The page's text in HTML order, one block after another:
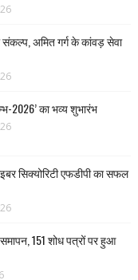
अमित गर्ग के कांवड़ सेवा
2026’ का भव्य शुभारंभ
सिक्योरिटी एफडीपी का सफल
151 शोध पत्रों पर हुआ